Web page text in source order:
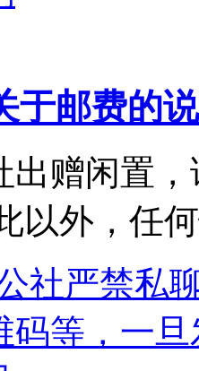
于邮费的
出赠闲置
以外，任